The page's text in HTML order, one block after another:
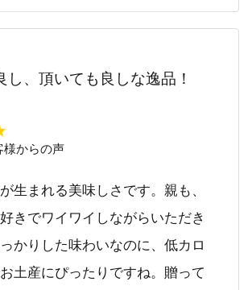
し、頂いても良しな逸品！
様からの声
生まれる美味しさです。親も、
きでワイワイしながらいただき
かりした味わいなのに、低カロ
土産にぴったりですね。贈って